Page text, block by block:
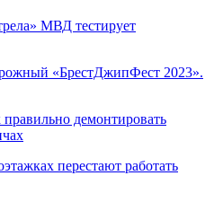
МВД тестирует
«БрестДжипФест 2023».
демонтировать
перестают работать